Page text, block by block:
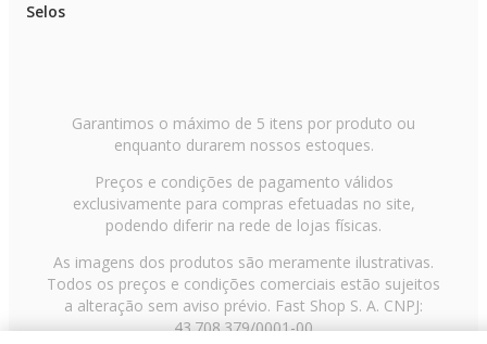
Selos
Garantimos o máximo de 5 itens por produto ou
enquanto durarem nossos estoques.
Preços e condições de pagamento válidos
exclusivamente para compras efetuadas no site,
podendo diferir na rede de lojas físicas.
As imagens dos produtos são meramente ilustrativas.
Todos os preços e condições comerciais estão sujeitos
a alteração sem aviso prévio. Fast Shop S. A. CNPJ:
43.708.379/0001-00